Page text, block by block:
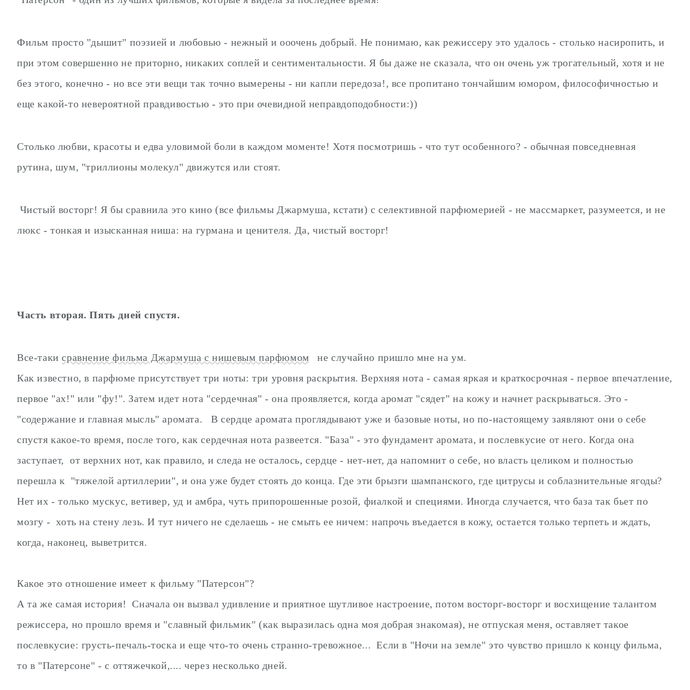
Фильм просто "дышит" поэзией и любовью - нежный и ооочень добрый. Не понимаю, как режиссеру это удалось - столько насиропить, и
при этом совершенно не приторно, никаких соплей и сентиментальности. Я бы даже не сказала, что он очень уж трогательный, хотя и не
без этого, конечно - но все эти вещи так точно вымерены - ни капли передоза!, все пропитано тончайшим юмором, философичностью и
еще какой-то невероятной правдивостью - это при очевидной неправдоподобности:))
Столько любви, красоты и едва уловимой боли в каждом моменте! Хотя посмотришь - что тут особенного? - обычная повседневная
рутина, шум, "триллионы молекул" движутся или стоят.
Чистый восторг! Я бы сравнила это кино (все фильмы Джармуша, кстати) с селективной парфюмерией - не массмаркет, разумеется, и не
люкс - тонкая и изысканная ниша: на гурмана и ценителя. Да, чистый восторг!
Часть вторая. Пять дней спустя.
Все-такисравнение фильма Джармуша с нишевым парфюмом
не случайно пришло мне на ум.
Как известно, в парфюме присутствует три ноты: три уровня раскрытия. Верхняя нота - самая яркая и краткосрочная - первое впечатление,
первое "ах!" или "фу!". Затем идет нота "сердечная" - она проявляется, когда аромат "сядет" на кожу и начнет раскрываться. Это -
"содержание и главная мысль" аромата. В сердце аромата проглядывают уже и базовые ноты, но по-настоящему заявляют они о себе
спустя какое-то время, после того, как сердечная нота развеется. "База" - это фундамент аромата, и послевкусие от него. Когда она
заступает, от верхних нот, как правило, и следа не осталось, сердце - нет-нет, да напомнит о себе, но власть целиком и полностью
перешла к "тяжелой артиллерии", и она уже будет стоять до конца. Где эти брызги шампанского, где цитрусы и соблазнительные ягоды?
Нет их - только мускус, ветивер, уд и амбра, чуть припорошенные розой, фиалкой и специями. Иногда случается, что база так бьет по
мозгу - хоть на стену лезь. И тут ничего не сделаешь - не смыть ее ничем: напрочь въедается в кожу, остается только терпеть и ждать,
когда, наконец, выветрится.
Какое это отношение имеет к фильму "Патерсон"?
А та же самая история! Сначала он вызвал удивление и приятное шутливое настроение, потом восторг-восторг и восхищение талантом
режиссера, но прошло время и "славный фильмик" (как выразилась одна моя добрая знакомая), не отпуская меня, оставляет такое
послевкусие: грусть-печаль-тоска и еще что-то очень странно-тревожное... Если в "Ночи на земле" это чувство пришло к концу фильма,
то в "Патерсоне" - с оттяжечкой,.... через несколько дней.